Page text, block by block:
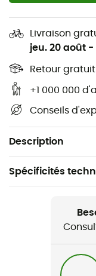
Livraison
jeu. 20 août -
Retour gratuit
+1 000 000
Conseils
Description
Son design
thermique là où
permettant de
suffisait pas, la
hydrofuge, parfaite
que Dame Nature
affronter le grand
Matières : 100
2 poches
Spécificités
Randonnée /